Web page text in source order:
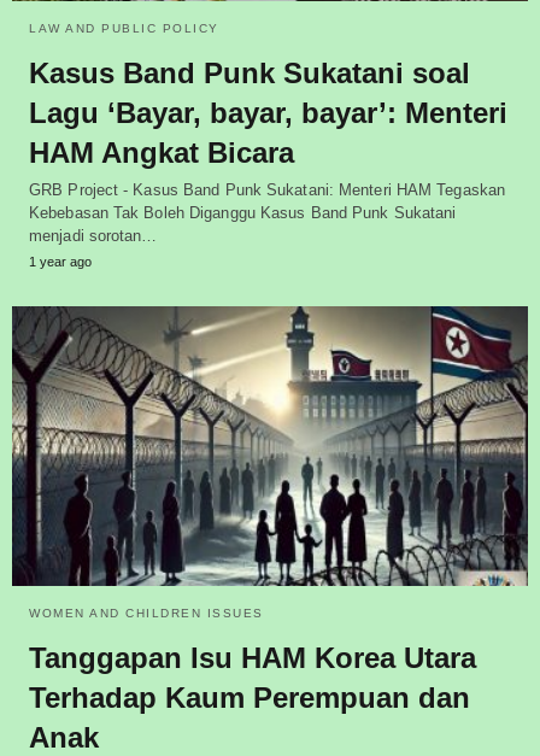
LAW AND PUBLIC POLICY
Kasus Band Punk Sukatani soal
Lagu ‘Bayar, bayar, bayar’: Menteri
HAM Angkat Bicara
GRB Project - Kasus Band Punk Sukatani: Menteri HAM Tegaskan
Kebebasan Tak Boleh Diganggu Kasus Band Punk Sukatani
menjadi sorotan…
1 year ago
WOMEN AND CHILDREN ISSUES
Tanggapan Isu HAM Korea Utara
Terhadap Kaum Perempuan dan
Anak